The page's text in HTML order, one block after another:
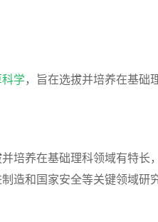
学，旨在选拔并培养在基础
培养在基础理科领域有特长，
造和国家安全等关键领域研